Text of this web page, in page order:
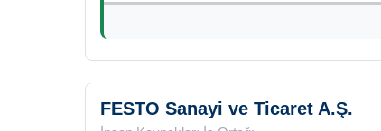
FESTO Sanayi ve Ticaret A.Ş.